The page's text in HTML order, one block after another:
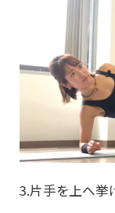
3.片手を上へ挙